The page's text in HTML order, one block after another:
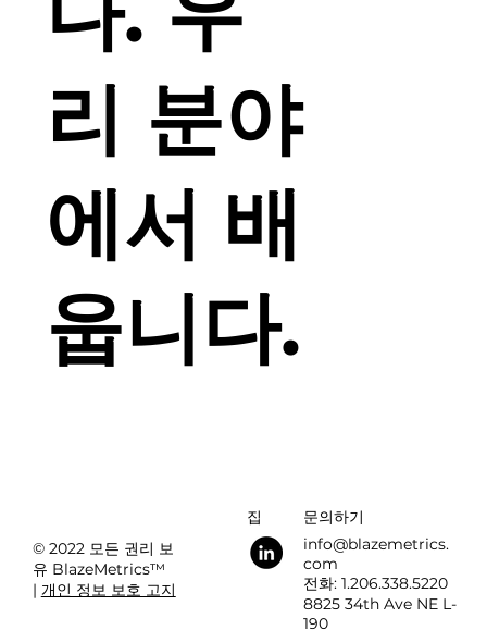
리 분야
에서 배
웁니다.
문의하기
info@blazemetrics.
com
전화: 1.206.338.5220
8825 34th Ave NE L-
190
집
© 2022 모든 권리 보
유 BlazeMetrics™
| 개인 정보 보호 고지